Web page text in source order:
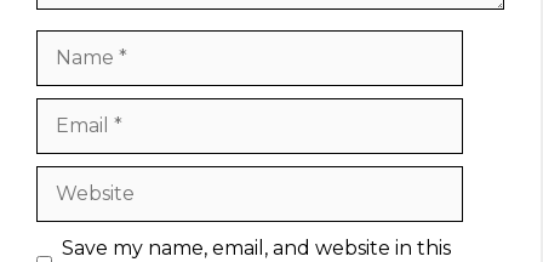
Website
Save my name, email, and website in this